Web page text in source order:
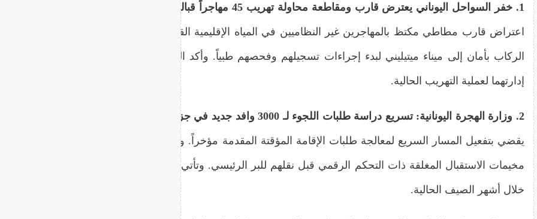
1. خفر السواحل اليوناني يعترض قارب ومقاطعة محاولة تهريب 45 مهاجراً قبالة جزيرة لسبوس
اعتراض قارب مطاطي مكتظ بالمهاجرين غير النظاميين في المياه الإقليمية القريبة من تركيا. وتمكنت فرق الإنقاذ من
الركاب بأمان إلى ميناء ميتيليني لبدء إجراءات تسجيلهم وفحصهم طبياً. وأكد البيان توقيف شخصين على متن القارب
إدارتهما لعملية التهريب الحالية.
2. وزارة الهجرة اليونانية: تسريع دراسة طلبات اللجوء لـ 3000 وافد جديد في جزر شرق إيجة
يقضي بتفعيل المسار السريع لمعالجة طلبات الإقامة المؤقتة المقدمة مؤخراً. وتهدف الخطة لتقليص فترة انتظار
مخيمات الاستقبال المغلقة ذات التحكم الرقمي قبل نقلهم للبر الرئيسي. وتأتي هذه الخطوة لمواجهة التدفقات المتزايدة
خلال أشهر الصيف الحالية.